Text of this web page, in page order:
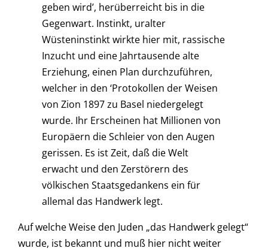
geben wird’, herüberreicht bis in die
Gegenwart. Instinkt, uralter
Wüsteninstinkt wirkte hier mit, rassische
Inzucht und eine Jahrtausende alte
Erziehung, einen Plan durchzuführen,
welcher in den ‘Protokollen der Weisen
von Zion 1897 zu Basel niedergelegt
wurde. Ihr Erscheinen hat Millionen von
Europäern die Schleier von den Augen
gerissen. Es ist Zeit, daß die Welt
erwacht und den Zerstörern des
völkischen Staatsgedankens ein für
allemal das Handwerk legt.
Auf welche Weise den Juden „das Handwerk gelegt“
wurde, ist bekannt und muß hier nicht weiter